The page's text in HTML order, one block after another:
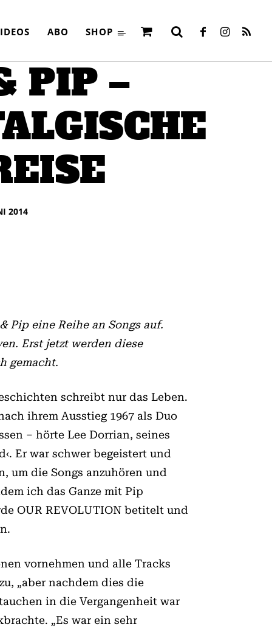
ABO SHOP
PIP –
2014
Pip eine Reihe an Songs auf.
Erst jetzt werden diese
gemacht.
schreibt nur das Leben.
ihrem Ausstieg 1967 als Duo
– hörte Lee Dorrian, seines
Er war schwer begeistert und
um die Songs anzuhören und
ich das Ganze mit Pip
OUR REVOLUTION betitelt und
vornehmen und alle Tracks
„aber nachdem dies die
in die Vergangenheit war
„Es war ein sehr